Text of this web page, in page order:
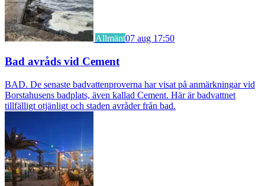
Allmänt07 aug 17:50
Bad avråds vid Cement
BAD. De senaste badvattenproverna har visat på anmärkningar vid
Borstahusens badplats, även kallad Cement. Här är badvattnet
tillfälligt otjänligt och staden avråder från bad.